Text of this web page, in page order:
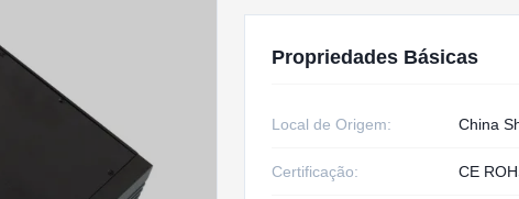
Propriedades Básicas
Local de Origem: China
Certificação: CE